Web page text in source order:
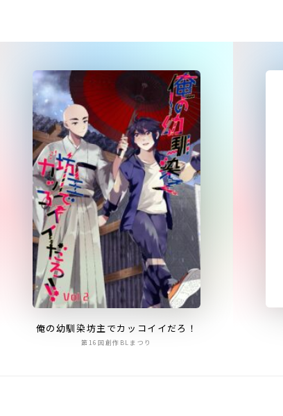
俺の幼馴染坊主でカッコイイだろ！
第16回創作BLまつり